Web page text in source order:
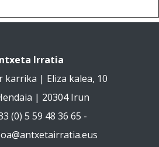
Irratia
karrika | Eliza kalea, 10
| 20304 Irun
(0) 5 59 48 36 65 -